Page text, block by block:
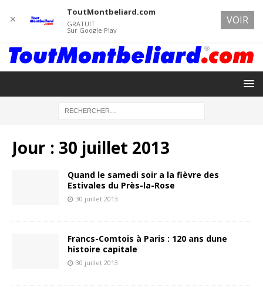
Jour : 30 juillet 2013
Quand le samedi soir a la fièvre des
Estivales du Près-la-Rose
30 juillet 2013
Francs-Comtois à Paris : 120 ans dune
histoire capitale
30 juillet 2013
✕
ToutMontbeliard.com
GRATUIT
Sur Google Play
VOIR